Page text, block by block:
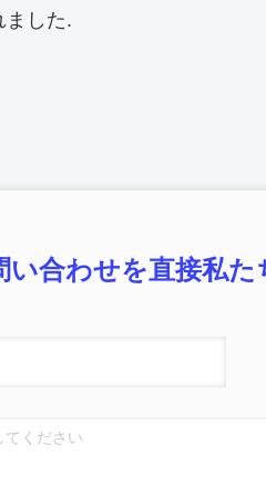
ました.
い合わせを直接私